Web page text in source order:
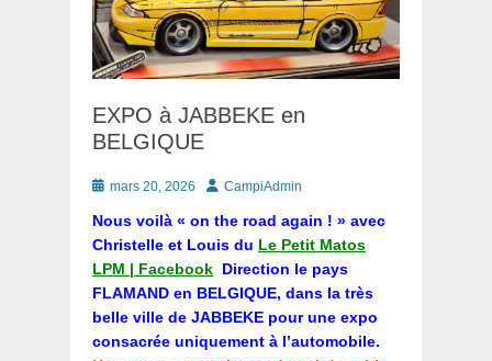
EXPO à JABBEKE en
BELGIQUE
Postémars 20, 2026 AuteurCampiAdmin
Nous voilà « on the road again ! » avec
Christelle et Louis du Le Petit Matos
LPM | Facebook Direction le pays
FLAMAND en BELGIQUE, dans la très
belle ville de JABBEKE pour une expo
consacrée uniquement à l’automobile.